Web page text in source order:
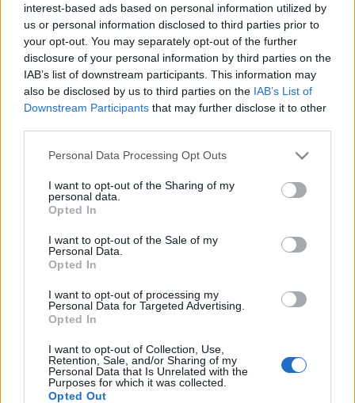
interest-based ads based on personal information utilized by
us or personal information disclosed to third parties prior to
your opt-out. You may separately opt-out of the further
disclosure of your personal information by third parties on the
IAB’s list of downstream participants. This information may
also be disclosed by us to third parties on the IAB’s List of
Downstream Participants that may further disclose it to other
Please note that this website/app uses one or more Google
not limited to your visit or usage behaviour. You may click to
grant or deny consent to Google and its third-party tags to
use your data for below specified purposes in below Google
consent section.
Personal Data Processing Opt Outs
I want to opt-out of the Sharing of my
personal data.
Opted In
I want to opt-out of the Sale of my
Personal Data.
Opted In
I want to opt-out of processing my
Personal Data for Targeted Advertising.
Opted In
I want to opt-out of Collection, Use,
Retention, Sale, and/or Sharing of my
Personal Data that Is Unrelated with the
Purposes for which it was collected.
Opted Out
Οι «ανεξερεύνητοι θησαυροί» για τους Ιταλούς – Το ελληνικό
νησί που βρίσκεται στην κορυφή
28 Απριλίου 2023, 11:21
Στην κορυφή των «ανεξερεύνητων θησαυρών» για τους Ιταλούς, βρίσκεται
ένα ελληνικό νησί και συγκεκριμένα,...
και αμέτρητα πλούτη
30 Μαρτίου 2021, 14:50
και με ιστορίες από διάφορες...